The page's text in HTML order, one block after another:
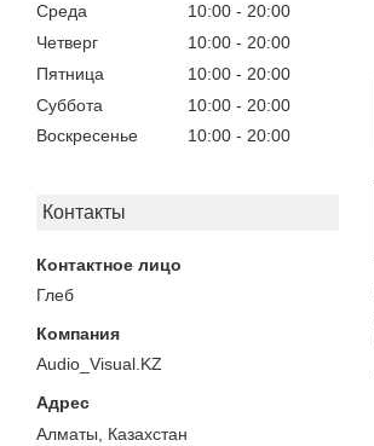
Среда
10:00
20:00
Четверг
10:00
20:00
Пятница
10:00
20:00
Суббота
10:00
20:00
Воскресенье
10:00 20:00
Контакты
Глеб
Audio_Visual.KZ
Алматы, Казахстан